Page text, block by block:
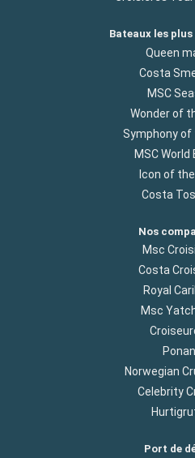
Bateaux les
Queen
Costa
MSC
Wonder of
Symphony of
MSC World
Icon of
Costa
Nos
Msc
Costa
Royal
Msc
Norwegian
Celebrity
Port de